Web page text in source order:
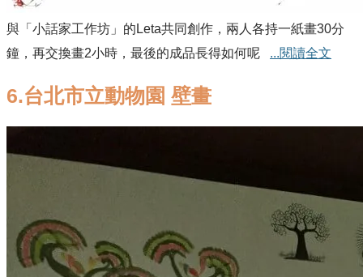
與「小話家工作坊」的Leta共同創作，兩人各持一紙畫30分
鐘，再交換畫2小時，最後的成品長得如何呢 ...閱讀全文
6.台北市立動物園 壁畫